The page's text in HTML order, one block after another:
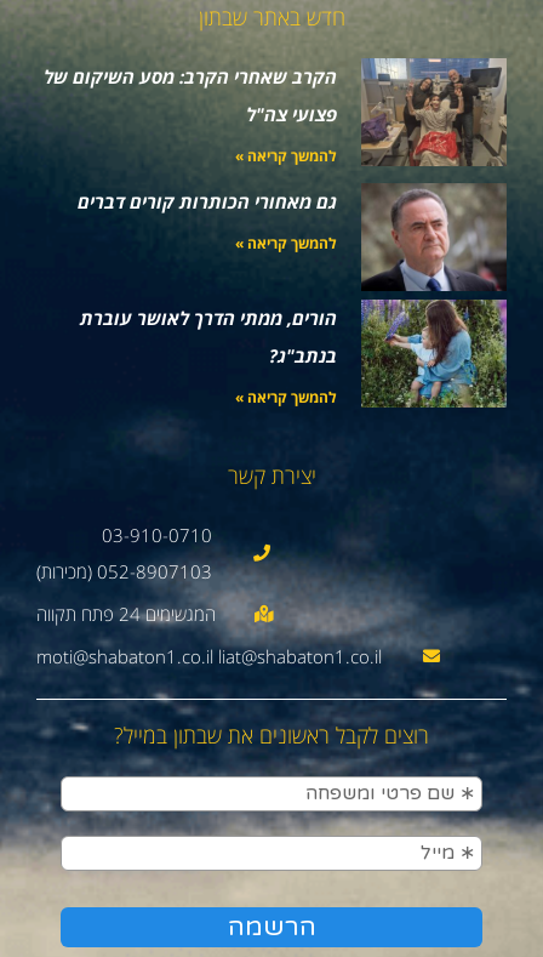
חדש באתר שבתון
הקרב שאחרי הקרב: מסע השיקום של
פצועי צה"ל
להמשך קריאה »
גם מאחורי הכותרות קורים דברים
להמשך קריאה »
הורים, ממתי הדרך לאושר עוברת
בנתב"ג?
להמשך קריאה »
יצירת קשר
03-910-0710
052-8907103 (מכירות)
moti@shabaton1.co.il liat@shabaton1.co.il
רוצים לקבל ראשונים את שבתון במייל?